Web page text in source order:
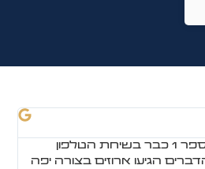
ממליצה מאוד שרות מספר 1 כבר בשיחת הטלפון
הגיעו ארוזים בצורה יפה